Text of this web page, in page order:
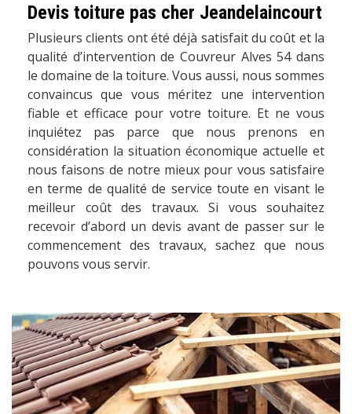
Devis toiture pas cher Jeandelaincourt
Plusieurs clients ont été déjà satisfait du coût et la
qualité d’intervention de Couvreur Alves 54 dans
le domaine de la toiture. Vous aussi, nous sommes
convaincus que vous méritez une intervention
fiable et efficace pour votre toiture. Et ne vous
inquiétez pas parce que nous prenons en
considération la situation économique actuelle et
nous faisons de notre mieux pour vous satisfaire
en terme de qualité de service toute en visant le
meilleur coût des travaux. Si vous souhaitez
recevoir d’abord un devis avant de passer sur le
commencement des travaux, sachez que nous
pouvons vous servir.